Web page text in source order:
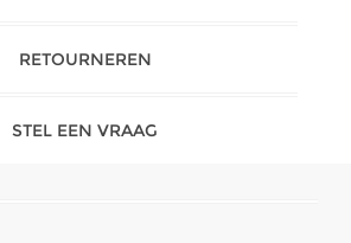
RETOURNEREN
STEL EEN VRAAG